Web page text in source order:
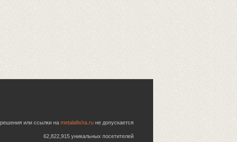
или ссылки на metalafisha.ru не допускается
62,822,915 уникальных посетителей